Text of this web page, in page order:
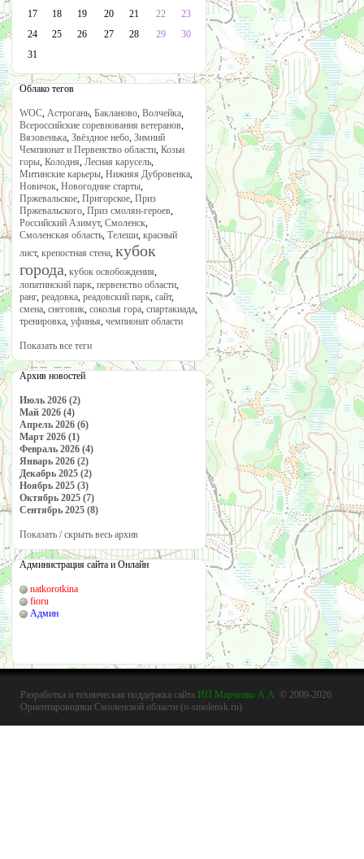
17
18 19 20 21 22
23
24
25 26 27 28 29
30
31
Облако тегов
WOC, Астрогань, Бакланово, Волчейка,
Всероссийские соревнования ветеранов,
Вязовенька, Звёздное небо, Зимний
Чемпионат и Первенство области, Козьи
горы, Колодня, Лесная карусель,
Митинские карьеры, Нижняя Дубровенка,
Новичок, Новогодние старты,
Пржевальское, Пригорское, Приз
Пржевальского, Приз смолян-героев,
Российский Азимут, Смоленск,
Смоленская область, Телеши, красный
лист, крепостная стена, кубок
города, кубок освобождения,
лопатинский парк, первенство области,
ранг, реадовка, реадовский парк, сайт,
смена, снеговик, соколья гора, спартакиада,
тренировка, уфинья, чемпионат области
Показать все теги
Архив новостей
Июль 2026 (2)
Май 2026 (4)
Апрель 2026 (6)
Март 2026 (1)
Февраль 2026 (4)
Январь 2026 (2)
Декабрь 2025 (2)
Ноябрь 2025 (3)
Октябрь 2025 (7)
Сентябрь 2025 (8)
Показать / скрыть весь архив
Администрация сайта и Онлайн
natkorotkina
fioru
Админ
Разработка и техническая поддержка сайта ИП Марченко А.А. © 2009-2026
Ориентировщики Смоленской области (o-smolensk.ru)